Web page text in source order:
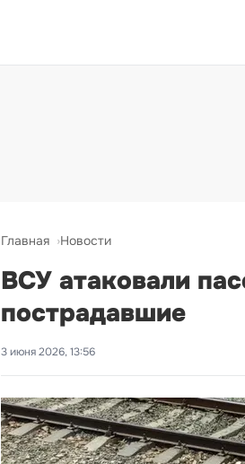
Главная Новости
ВСУ атаковали
пострадавшие
3 июня 2026, 13:56